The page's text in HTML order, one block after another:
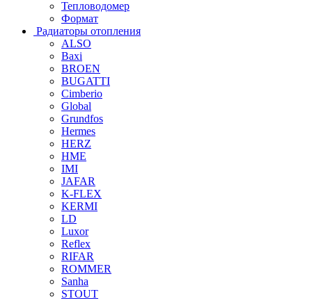
Тепловодомер
Формат
Радиаторы отопления
ALSO
Baxi
BROEN
BUGATTI
Cimberio
Global
Grundfos
Hermes
HERZ
HME
IMI
JAFAR
K-FLEX
KERMI
LD
Luxor
Reflex
RIFAR
ROMMER
Sanha
STOUT